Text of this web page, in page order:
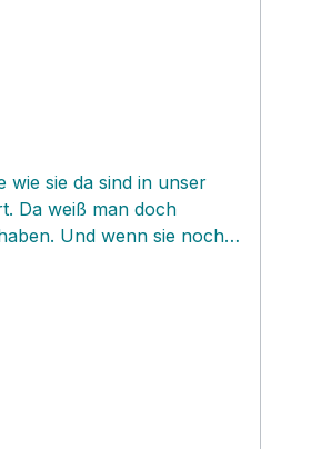
wie sie da sind in unser
Da weiß man doch
Und wenn sie noch